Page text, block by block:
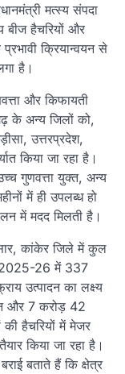
मत्स्य संपदा
हैचरियों और
क्रियान्वयन से
है।
और किफायती
के अन्य जिलों को,
उत्तरप्रदेश,
किया जा रहा है।
गुणवत्ता युक्त, अन्य
में ही उपलब्ध हो
में मदद मिलती है।
कांकेर जिले में कुल
2025-26 में 337
उत्पादन का लक्ष्य
और 7 करोड़ 42
हैचरियों में मेजर
किया जा रहा है।
बताते हैं कि क्षेत्र